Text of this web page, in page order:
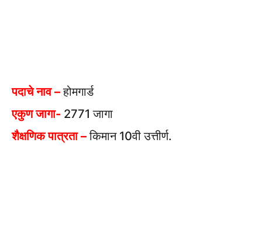
पदाचे नाव –होमगार्ड
एकुण जागा- 2771 जागा
शैक्षणिक पात्रता –किमान 10वी उत्तीर्ण.